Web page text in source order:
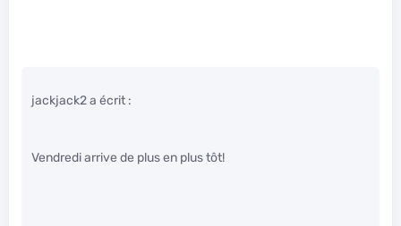
jackjack2 a écrit :
Vendredi arrive de plus en plus tôt!